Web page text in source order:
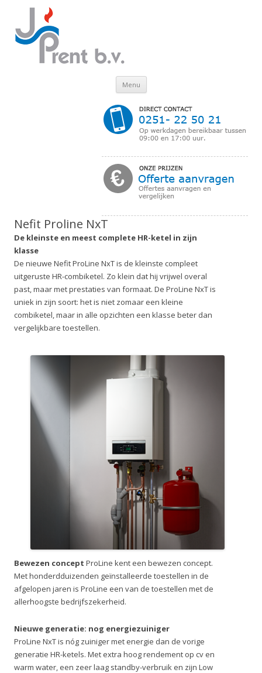
Menu Skip to content
Nefit Proline NxT
De kleinste en meest complete HR-ketel in zijn
klasse
De nieuwe Nefit ProLine NxT is de kleinste compleet
uitgeruste HR-combiketel. Zo klein dat hij vrijwel overal
past, maar met prestaties van formaat. De ProLine NxT is
uniek in zijn soort: het is niet zomaar een kleine
combiketel, maar in alle opzichten een klasse beter dan
vergelijkbare toestellen.
Bewezen concept ProLine kent een bewezen concept.
Met honderdduizenden geïnstalleerde toestellen in de
afgelopen jaren is ProLine een van de toestellen met de
allerhoogste bedrijfszekerheid.
Nieuwe generatie: nog energiezuiniger
ProLine NxT is nóg zuiniger met energie dan de vorige
generatie HR-ketels. Met extra hoog rendement op cv en
warm water, een zeer laag standby-verbruik en zijn Low